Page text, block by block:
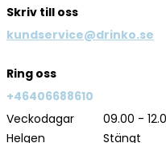
Skriv till oss
kundservice@drinko.se
Ring oss
+46406688610
Veckodagar
09.00 -
Helgen
Stängt